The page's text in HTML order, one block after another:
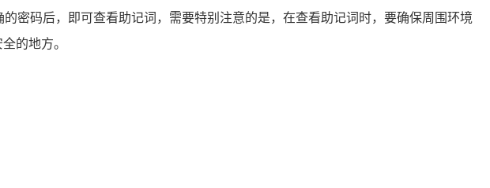
密码后，即可查看助记词，需要特别注意的是，在查看助记词时，要确保周围环境
的地方。